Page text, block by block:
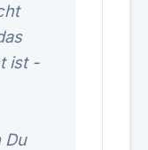
ist -
Du